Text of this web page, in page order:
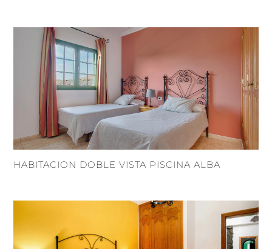
HABITACION DOBLE VISTA PISCINA ALBA